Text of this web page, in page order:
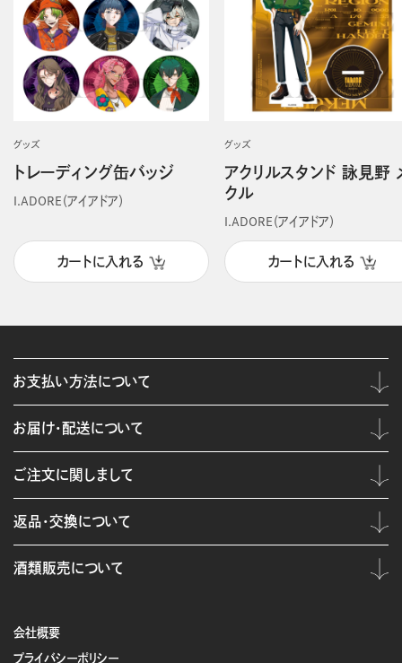
グッズ
トレーディング缶バッジ
I.ADORE（アイアドア）
カートに入れる
グッズ
アクリルスタンド 詠見野
クル
I.ADORE（アイアドア）
カートに入れる
会社概要
プライバシーポリシー
お支払い方法について
お届け・配送について
ご注文に関しまして
返品・交換について
酒類販売について